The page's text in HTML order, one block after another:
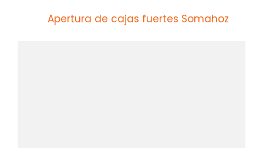
Apertura de cajas fuertes Somahoz